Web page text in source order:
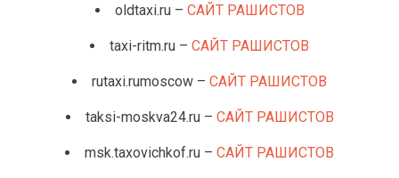
oldtaxi.ru – САЙТ РАШИСТОВ
taxi-ritm.ru – САЙТ РАШИСТОВ
rutaxi.rumoscow – САЙТ РАШИСТОВ
taksi-moskva24.ru – САЙТ РАШИСТОВ
msk.taxovichkof.ru – САЙТ РАШИСТОВ